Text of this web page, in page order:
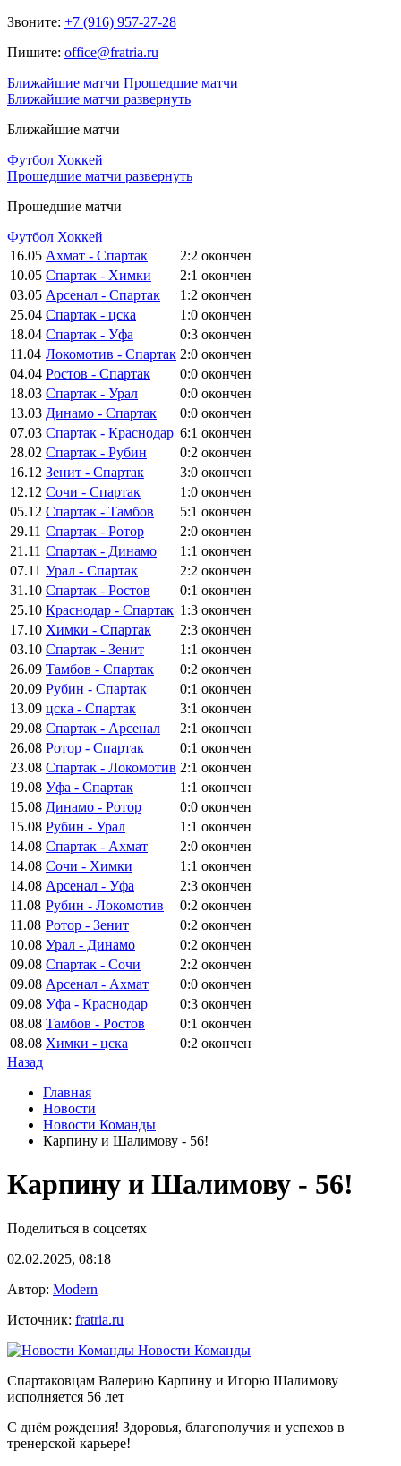
Звоните: +7 (916) 957-27-28
Пишите: office@fratria.ru
Ближайшие матчи Прошедшие матчи
Ближайшие матчи развернуть
Ближайшие матчи
Футбол Хоккей
Прошедшие матчи развернуть
Прошедшие матчи
Футбол Хоккей
16.05 Ахмат - Спартак 2:2 окончен
10.05 Спартак - Химки 2:1 окончен
03.05 Арсенал - Спартак 1:2 окончен
25.04 Спартак - цска 1:0 окончен
18.04 Спартак - Уфа 0:3 окончен
11.04 Локомотив - Спартак 2:0 окончен
04.04 Ростов - Спартак 0:0 окончен
18.03 Спартак - Урал 0:0 окончен
13.03 Динамо - Спартак 0:0 окончен
07.03 Спартак - Краснодар 6:1 окончен
28.02 Спартак - Рубин 0:2 окончен
16.12 Зенит - Спартак 3:0 окончен
12.12 Сочи - Спартак 1:0 окончен
05.12 Спартак - Тамбов 5:1 окончен
29.11 Спартак - Ротор 2:0 окончен
21.11 Спартак - Динамо 1:1 окончен
07.11 Урал - Спартак 2:2 окончен
31.10 Спартак - Ростов 0:1 окончен
25.10 Краснодар - Спартак 1:3 окончен
17.10 Химки - Спартак 2:3 окончен
03.10 Спартак - Зенит 1:1 окончен
26.09 Тамбов - Спартак 0:2 окончен
20.09 Рубин - Спартак 0:1 окончен
13.09 цска - Спартак 3:1 окончен
29.08 Спартак - Арсенал 2:1 окончен
26.08 Ротор - Спартак 0:1 окончен
23.08 Спартак - Локомотив 2:1 окончен
19.08 Уфа - Спартак 1:1 окончен
15.08 Динамо - Ротор 0:0 окончен
15.08 Рубин - Урал 1:1 окончен
14.08 Спартак - Ахмат 2:0 окончен
14.08 Сочи - Химки 1:1 окончен
14.08 Арсенал - Уфа 2:3 окончен
11.08 Рубин - Локомотив 0:2 окончен
11.08 Ротор - Зенит 0:2 окончен
10.08 Урал - Динамо 0:2 окончен
09.08 Спартак - Сочи 2:2 окончен
09.08 Арсенал - Ахмат 0:0 окончен
09.08 Уфа - Краснодар 0:3 окончен
08.08 Тамбов - Ростов 0:1 окончен
08.08 Химки - цска 0:2 окончен
Назад
Главная
Новости
Новости Команды
Карпину и Шалимову - 56!
Карпину и Шалимову - 56!
Поделиться в соцсетях
02.02.2025, 08:18
Автор: Modern
Источник: fratria.ru
Новости Команды
Спартаковцам Валерию Карпину и Игорю Шалимову
исполняется 56 лет
С днём рождения! Здоровья, благополучия и успехов в
тренерской карьере!